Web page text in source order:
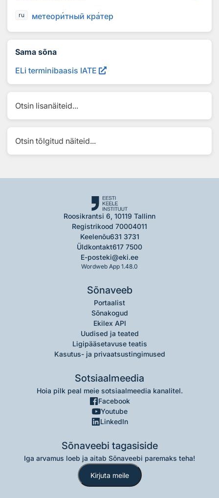
ru метеоритный кратер
Sama sõna
ELi terminibaasis IATE
Otsin lisanäiteid...
Otsin tõlgitud näiteid...
Roosikrantsi 6, 10119 Tallinn
Registrikood 70004011
Keelenõu631 3731
Üldkontakt617 7500
E-posteki@eki.ee
Wordweb App 1.48.0
Sõnaveeb
Portaalist
Sõnakogud
Ekilex API
Uudised ja teated
Ligipääsetavuse teatis
Kasutus- ja privaatsustingimused
Sotsiaalmeedia
Hoia pilk peal meie sotsiaalmeedia kanalitel.
Facebook
Youtube
LinkedIn
Sõnaveebi tagasiside
Iga arvamus loeb ja aitab Sõnaveebi paremaks teha!
Kirjuta meile